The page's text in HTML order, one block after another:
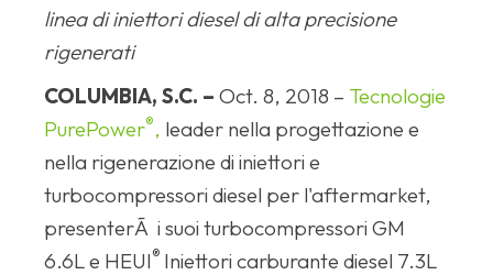
linea di iniettori diesel di alta precisione
rigenerati
COLUMBIA, S.C. – Oct. 8, 2018 – Tecnologie
PurePower®, leader nella progettazione e
nella rigenerazione di iniettori e
turbocompressori diesel per l'aftermarket,
presenterÃ i suoi turbocompressori GM
6.6L e HEUI® Iniettori carburante diesel 7.3L